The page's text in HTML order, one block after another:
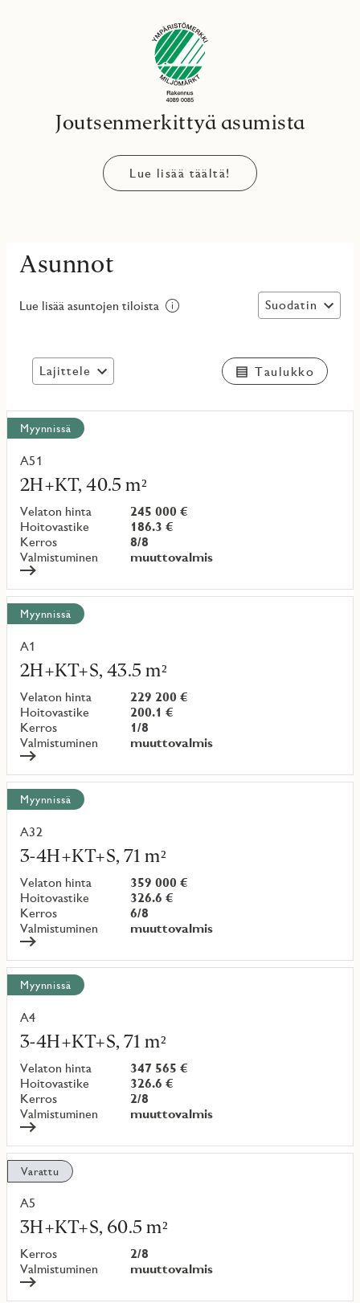
Joutsenmerkittyä asumista
Lue lisää täältä!
Asunnot
Lue lisää asuntojen tiloista Suodatin
Lajittele Taulukko
Näytä
kaikki
kohteet
Myynnissä
A51
2H+KT, 40.5 m²
Velaton hinta
245 000 €
Hoitovastike
186.3 €
Kerros
8/8
Valmistuminen
muuttovalmis
Lue
lisää
kohteesta
Myynnissä
A1
2H+KT+S, 43.5 m²
Velaton hinta
229 200 €
Hoitovastike
200.1 €
Kerros
1/8
Valmistuminen
muuttovalmis
Lue
lisää
kohteesta
Myynnissä
A32
3-4H+KT+S, 71 m²
Velaton hinta
359 000 €
Hoitovastike
326.6 €
Kerros
6/8
Valmistuminen
muuttovalmis
Lue
lisää
kohteesta
Myynnissä
A4
3-4H+KT+S, 71 m²
Velaton hinta
347 565 €
Hoitovastike
326.6 €
Kerros
2/8
Valmistuminen
muuttovalmis
Lue
lisää
kohteesta
Varattu
A5
3H+KT+S, 60.5 m²
Kerros
2/8
Valmistuminen
muuttovalmis
Lue
lisää
kohteesta